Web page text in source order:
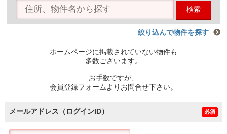
検索
絞り込んで物件を探す
ホームページに掲載されていない物件も
多数ございます。
お手数ですが、
会員登録フォームよりお問合せ下さい。
メールアドレス（ログインID） 必須